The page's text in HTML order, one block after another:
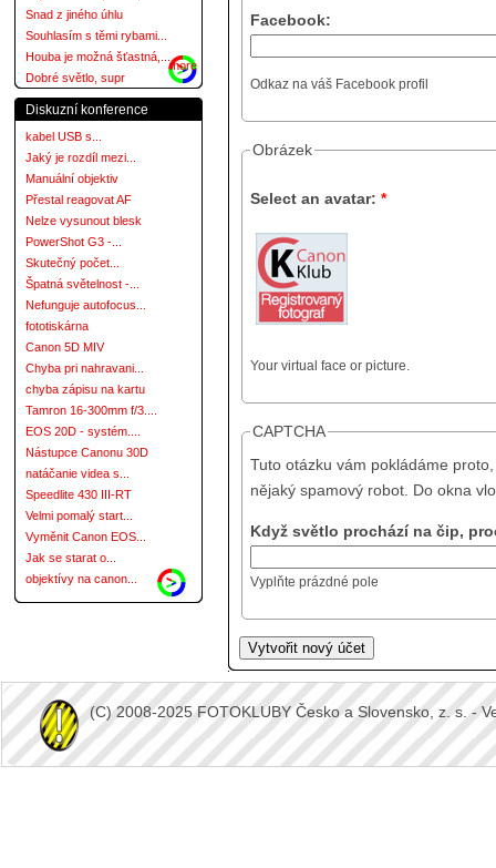
Snad z jiného úhlu
Souhlasím s těmi rybami...
Houba je možná šťastná,...
Dobré světlo, supr
more
Diskuzní konference
kabel USB s...
Jaký je rozdíl mezi...
Manuální objektiv
Přestal reagovat AF
Nelze vysunout blesk
PowerShot G3 -...
Skutečný počet...
Špatná světelnost -...
Nefunguje autofocus...
fototiskárna
Canon 5D MIV
Chyba pri nahravani...
chyba zápisu na kartu
Tamron 16-300mm f/3....
EOS 20D - systém....
Nástupce Canonu 30D
natáčanie videa s...
Speedlite 430 III-RT
Velmi pomalý start...
Vyměnit Canon EOS...
Jak se starat o...
objektívy na canon...
Facebook:
Odkaz na váš Facebook profil
Obrázek
Select an avatar: *
Your virtual face or picture.
CAPTCHA
Tuto otázku vám pokládáme
nějaký spamový robot. Do okna
Když světlo prochází na čip,
Vyplňte prázdné pole
(C) 2008-2025 FOTOKLUBY Česko a Slovensko, z. s. -